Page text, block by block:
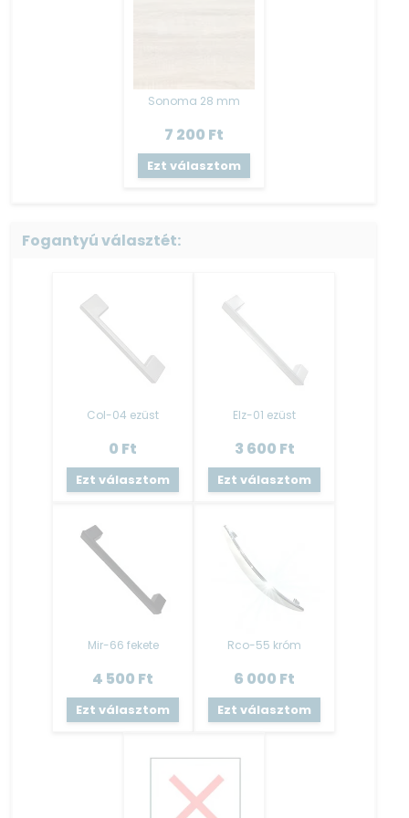
kiegészítő elemeknél fog megtalálni.
18 mm-es két oldalt laminált faforgácslap
Bútorlap oldalvázú – fém fiókcsúszóval szerelt
összeépítéssel, összeragasztott kivitel.
Hátfal: 3 mm HDF lemez – tűző kapoccsal rögzítve.
Polcok fém polctartókkal vannak szerelve.
A termék tartalmazza a falra szerelés szerelvényét,
rögzítéshez!
: A Blokk konyha és kiegészítő elemei is tele lábakon
vázzal történő folytatólagosság.
Ez a típusú lábazat elemenként fixen
rögzített, állíthatósága nem megoldható.
BMO beépíthető mosogatógép
: nem elem, nincs
Ajtófront, lábazat, munkalap és fogantyú van
szekrényt helyettesítő elem!
A kiegészítőknél lehetséges kiválasztani!
Sonoma 28 mm
7 200 Ft
Ezt választom
Fogantyú választét:
Col-04 ezüst
0 Ft
Ezt választom
Elz-01 ezüst
3 600 Ft
Ezt választom
Mir-66 fekete
4 500 Ft
Ezt választom
Rco-55 króm
6 000 Ft
Ezt választom